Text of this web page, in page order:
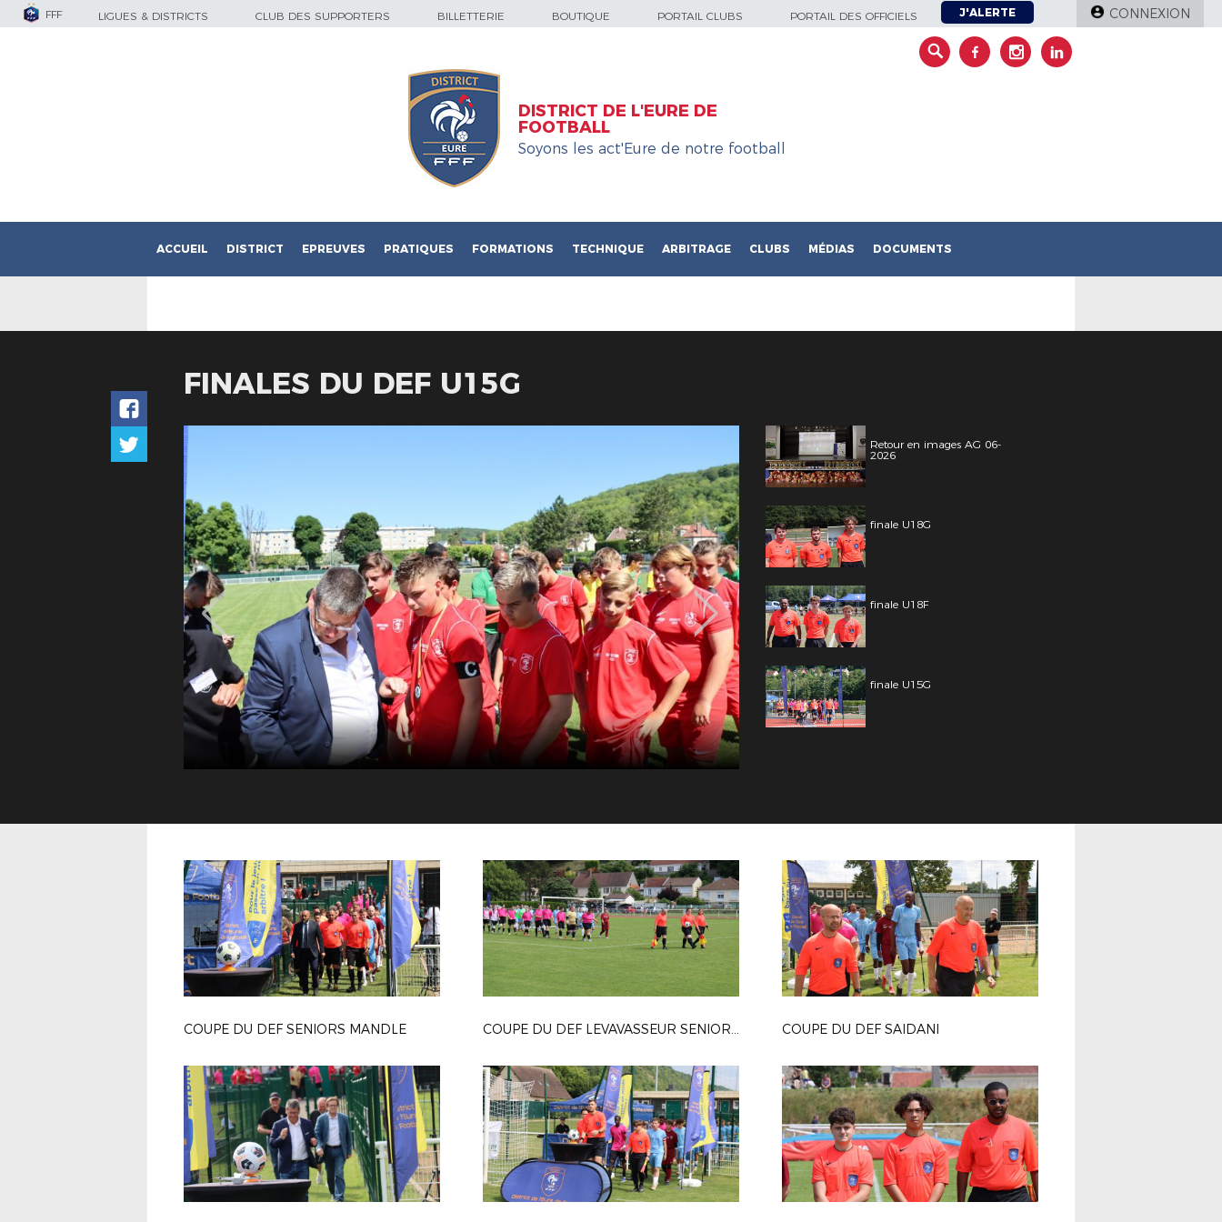
FFF LIGUES & DISTRICTS CLUB DES SUPPORTERS BILLETTERIE BOUTIQUE PORTAIL CLUBS PORTAIL DES OFFICIELS J'ALERTE CONNEXION
DISTRICT DE L'EURE DE
FOOTBALL
Soyons les act'Eure de notre football
ACCUEIL DISTRICT EPREUVES PRATIQUES FORMATIONS TECHNIQUE ARBITRAGE CLUBS MÉDIAS DOCUMENTS
FINALES DU DEF U15G
Retour en images AG 06-
2026
finale U18G
finale U18F
finale U15G
COUPE DU DEF SENIORS MANDLE COUPE DU DEF LEVAVASSEUR SENIOR F COUPE DU DEF SAIDANI